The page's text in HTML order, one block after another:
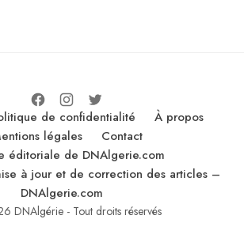
de confidentialité
À propos
légales
Contact
éditoriale de DNAlgerie.com
à jour et de correction des articles –
DNAlgerie.com
DNAlgérie - Tout droits réservés